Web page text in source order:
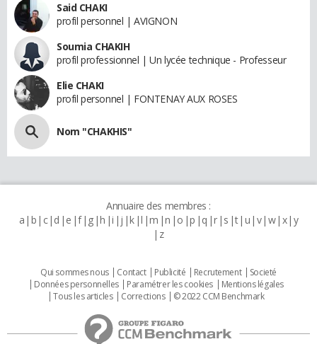
Said CHAKI
profil personnel | AVIGNON
Soumia CHAKIH
profil professionnel | Un lycée technique - Professeur
Elie CHAKI
profil personnel | FONTENAY AUX ROSES
Nom "CHAKHIS"
Annuaire des membres :
a b c d e f g h i j k l m n o p q r s t u v w x y
z
Qui sommes nous Contact Publicité Recrutement
Societé
Données personnelles
Paramétrer les cookies
Mentions légales
Tous les articles
Corrections © 2022 CCM Benchmark